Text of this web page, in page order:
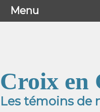
Croix en
Les témoins de
Menu
Menu